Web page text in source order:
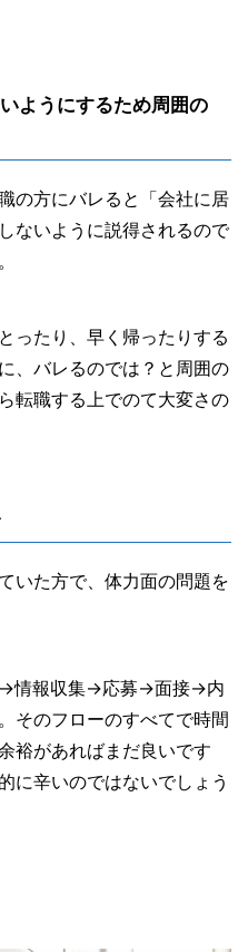
ようにするため周囲の
の方にバレると「会社に居
ないように説得されるので
ったり、早く帰ったりする
、バレるのでは？と周囲の
転職する上でのて大変さの
いた方で、体力面の問題を
→情報収集→応募→面接→内
そのフローのすべてで時間
裕があればまだ良いです
に辛いのではないでしょう